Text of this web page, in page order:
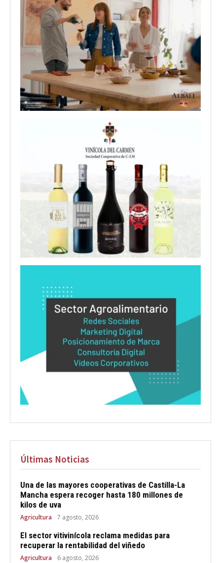
Últimas Noticias
Una de las mayores cooperativas de Castilla-La
Mancha espera recoger hasta 180 millones de
kilos de uva
Agricultura 7 agosto, 2026
El sector vitivinícola reclama medidas para
recuperar la rentabilidad del viñedo
Agricultura 6 agosto, 2026